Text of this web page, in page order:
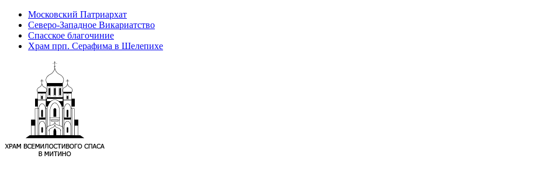
Московский Патриархат
Северо-Западное Викариатство
Спасское благочиние
Храм прп. Серафима в Шелепихе